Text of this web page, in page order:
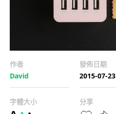
作者
David
發佈日期
2015-07-23
字體大小 分享